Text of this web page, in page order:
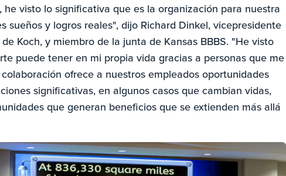
visto lo significativa que es la organización para nuestra
sueños y logros reales", dijo Richard Dinkel, vicepresidente
Koch, y miembro de la junta de Kansas BBBS. "He visto
puede tener en mi propia vida gracias a personas que me
ofrece a nuestros empleados oportunidades
significativas, en algunos casos que cambian vidas,
que generan beneficios que se extienden más allá